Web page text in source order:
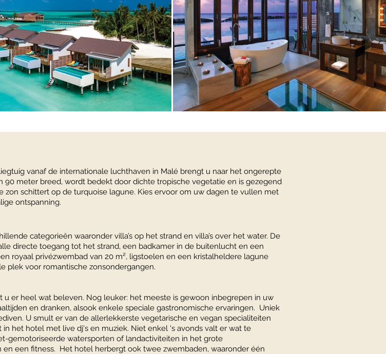
vanaf de internationale luchthaven in Malé brengt u naar het ongerepte
90 meter breed, wordt bedekt door dichte tropische vegetatie en is gezegend
zon schittert op de turquoise lagune. Kies ervoor om uw dagen te vullen met
ontspanning.
categorieën waaronder villa’s op het strand en villa’s over het water. De
directe toegang tot het strand, een badkamer in de buitenlucht en een
royaal privézwembad van 20 m², ligstoelen en een kristalheldere lagune
plek voor romantische zonsondergangen.
er heel wat beleven. Nog leuker: het meeste is gewoon inbegrepen in uw
en dranken, alsook enkele speciale gastronomische ervaringen. Uniek
U smult er van de allerlekkerste vegetarische en vegan specialiteiten
het hotel met live dj's en muziek. Niet enkel 's avonds valt er wat te
gemotoriseerde watersporten of landactiviteiten in het grote
een fitness. Het hotel herbergt ook twee zwembaden, waaronder één